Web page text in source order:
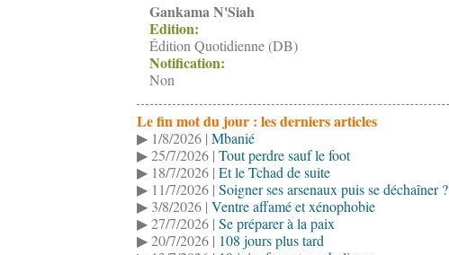
Gankama N'Siah
Edition:
Édition Quotidienne (DB)
Notification:
Non
Le fin mot du jour : les derniers articles
▶ 1/8/2026 | Mbanié
▶ 25/7/2026 | Tout perdre sauf le foot
▶ 18/7/2026 | Et le Tchad de suite
▶ 11/7/2026 | Soigner ses arsenaux puis se déchaîner ?
▶ 3/8/2026 | Ventre affamé et xénophobie
▶ 27/7/2026 | Se préparer à la paix
▶ 20/7/2026 | 108 jours plus tard